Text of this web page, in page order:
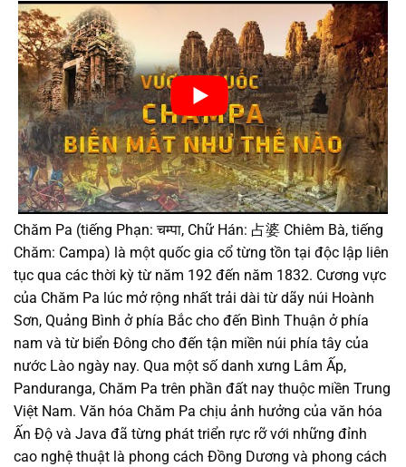
Chăm Pa (tiếng Phạn: चम्पा, Chữ Hán: 占婆 Chiêm Bà, tiếng
Chăm: Campa) là một quốc gia cổ từng tồn tại độc lập liên
tục qua các thời kỳ từ năm 192 đến năm 1832. Cương vực
của Chăm Pa lúc mở rộng nhất trải dài từ dãy núi Hoành
Sơn, Quảng Bình ở phía Bắc cho đến Bình Thuận ở phía
nam và từ biển Đông cho đến tận miền núi phía tây của
nước Lào ngày nay. Qua một số danh xưng Lâm Ấp,
Panduranga, Chăm Pa trên phần đất nay thuộc miền Trung
Việt Nam. Văn hóa Chăm Pa chịu ảnh hưởng của văn hóa
Ấn Độ và Java đã từng phát triển rực rỡ với những đỉnh
cao nghệ thuật là phong cách Đồng Dương và phong cách